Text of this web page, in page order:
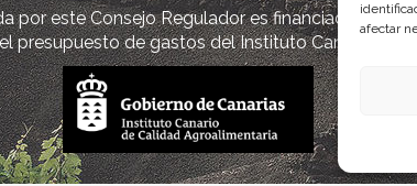
afectar
por este Consejo Regulador es financiada,
presupuesto de gastos del Instituto Canario de